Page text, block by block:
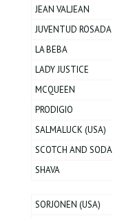
JEAN VALJEAN
JUVENTUD ROSADA
LA BEBA
LADY JUSTICE
MCQUEEN
PRODIGIO
SALMALUCK (USA)
SCOTCH AND SODA
SHAVA
SORJONEN (USA)